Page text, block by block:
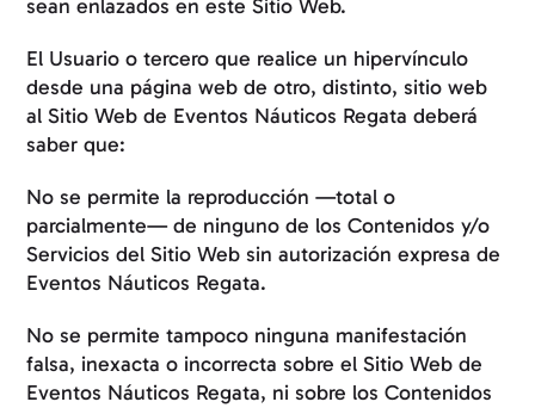
sean enlazados en este Sitio Web.
El Usuario o tercero que realice un hipervínculo
desde una página web de otro, distinto, sitio web
al Sitio Web de Eventos Náuticos Regata deberá
saber que:
No se permite la reproducción —total o
parcialmente— de ninguno de los Contenidos y/o
Servicios del Sitio Web sin autorización expresa de
Eventos Náuticos Regata.
No se permite tampoco ninguna manifestación
falsa, inexacta o incorrecta sobre el Sitio Web de
Eventos Náuticos Regata, ni sobre los Contenidos